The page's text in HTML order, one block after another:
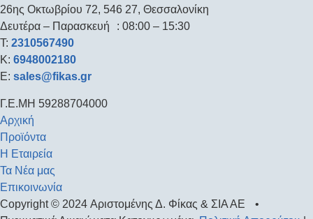
26ης Οκτωβρίου 72, 546 27, Θεσσαλονίκη
Δευτέρα – Παρασκευή : 08:00 – 15:30
T: 2310567490
K: 6948002180
E: sales@fikas.gr
Γ.Ε.ΜΗ 59288704000
Αρχική
Προϊόντα
Η Εταιρεία
Τα Νέα μας
Επικοινωνία
Copyright © 2024 Αριστομένης Δ. Φίκας & ΣΙΑ ΑΕ •